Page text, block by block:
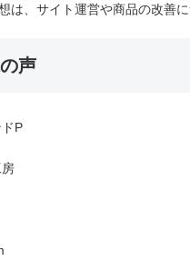
は、サイト運営や商品の改善に
声
P